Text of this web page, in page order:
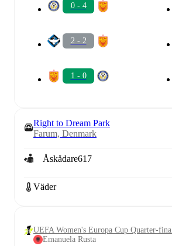
0 - 4
2 - 2
1 - 0
Right to Dream Park
Farum, Denmark
Åskådare617
Väder
UEFA Women's Europa Cup Quarter-
Emanuela Rusta